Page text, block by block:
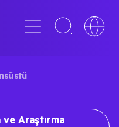
Menü
Toggle
search
Toggle
Araştırma